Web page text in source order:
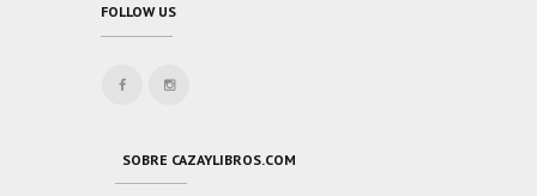
FOLLOW US
SOBRE CAZAYLIBROS.COM